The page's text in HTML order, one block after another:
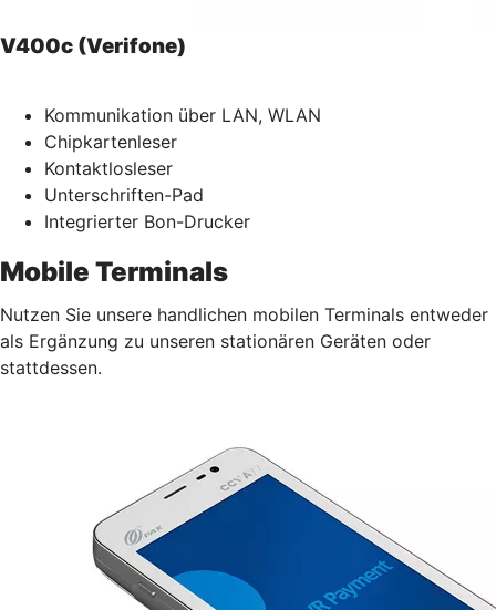
V400c (Verifone)
Kommunikation über LAN, WLAN
Chipkartenleser
Kontaktlosleser
Unterschriften-Pad
Integrierter Bon-Drucker
Mobile Terminals
Nutzen Sie unsere handlichen mobilen Terminals entweder
als Ergänzung zu unseren stationären Geräten oder
stattdessen.